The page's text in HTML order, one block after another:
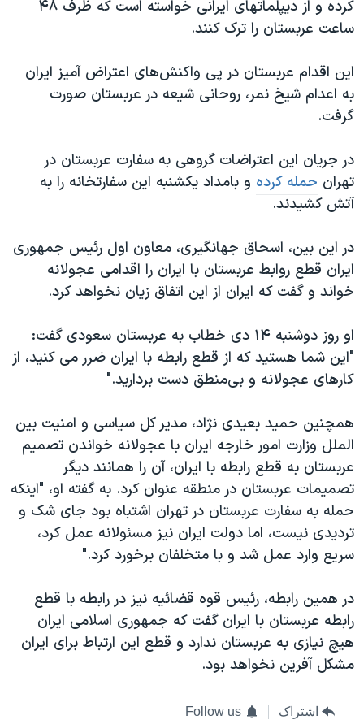
کرده و از دیپلماتهای ایرانی خواسته است که ظرف ۴۸
ساعت عربستان را ترک کنند.
این اقدام عربستان در پی واکنش‌های اعتراض آمیز ایران
به اعدام شیخ نمر، روحانی شیعه در عربستان صورت
گرفت.
در جریان این اعتراضات گروهی به سفارت عربستان در
تهران حمله کرده و بامداد یکشنبه این سفارتخانه را به
آتش کشیدند.​
در این بین، اسحاق جهانگیری، معاون اول رئیس جمهوری
ایران قطع روابط عربستان با ایران را اقدامی عجولانه
خواند و گفت که ایران از این اتفاق زیان نخواهد کرد.
او روز دوشنبه ۱۴ دی خطاب به عربستان سعودی گفت:
"این شما هستید که از قطع رابطه با ایران ضرر می کنید، از
کارهای عجولانه و بی‌منطق دست بردارید."
همچنین حمید بعیدی نژاد، مدیر کل سیاسی و امنیت بین
الملل وزارت امور خارجه ایران با عجولانه خواندن تصمیم
عربستان به قطع رابطه با ایران، آن را همانند دیگر
تصمیمات عربستان در منطقه عنوان کرد. به گفته او، "اینکه
حمله به سفارت عربستان در تهران اشتباه بود جای شک و
تردیدی نیست، اما دولت ایران نیز مسئولانه عمل کرد،
سریع وارد عمل شد و با متخلفان برخورد کرد."
در همین رابطه، رئیس قوه قضائیه نیز در رابطه با قطع
رابطه عربستان با ایران گفت که جمهوری اسلامی ایران
هیچ نیازی به عربستان ندارد و قطع این ارتباط برای ایران
مشکل آفرین نخواهد بود.
اشتراک Follow us